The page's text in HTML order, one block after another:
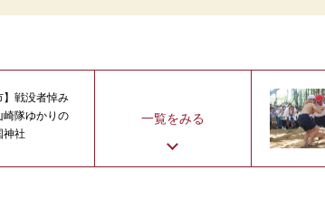
】戦没者悼み
隊ゆかりの
神社
一覧をみる